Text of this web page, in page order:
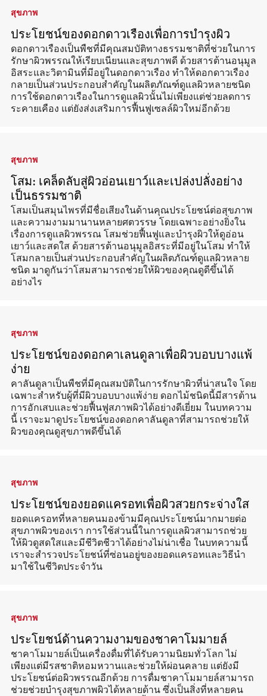
สุขภาพ
ประโยชน์ของดอกดาวเรืองเพื่อการบำรุงผิว
ดอกดาวเรืองเป็นพืชที่มีคุณสมบัติทางธรรมชาติที่ช่วยในการ
รักษาผิวพรรณให้เรียบเนียนและสุขภาพดี ด้วยสารต้านอนุมูล
อิสระและวิตามินที่มีอยู่ในดอกดาวเรือง ทำให้ดอกดาวเรือง
กลายเป็นส่วนประกอบสำคัญในผลิตภัณฑ์ดูแลผิวหลายชนิด
การใช้ดอกดาวเรืองในการดูแลผิวนั้นไม่เพียงแต่ช่วยลดการ
ระคายเคือง แต่ยังส่งเสริมการฟื้นฟูเซลล์ผิวใหม่อีกด้วย
สุขภาพ
โสม: เคล็ดลับสู่ผิวอ่อนเยาว์และเปล่งปลั่งอย่าง
เป็นธรรมชาติ
โสมเป็นสมุนไพรที่มีชื่อเสียงในด้านคุณประโยชน์ต่อสุขภาพ
และความงามมานานหลายศตวรรษ โดยเฉพาะอย่างยิ่งใน
เรื่องการดูแลผิวพรรณ โสมช่วยฟื้นฟูและบำรุงผิวให้ดูอ่อน
เยาว์และสดใส ด้วยสารต้านอนุมูลอิสระที่มีอยู่ในโสม ทำให้
โสมกลายเป็นส่วนประกอบสำคัญในผลิตภัณฑ์ดูแลผิวหลาย
ชนิด มาดูกันว่าโสมสามารถช่วยให้ผิวของคุณดูดีขึ้นได้
อย่างไร
สุขภาพ
ประโยชน์ของดอกคาเลนดูลาเพื่อผิวบอบบางแพ้
ง่าย
คาลันดูลาเป็นพืชที่มีคุณสมบัติในการรักษาผิวที่น่าสนใจ โดย
เฉพาะสำหรับผู้ที่มีผิวบอบบางแพ้ง่าย ดอกไม้ชนิดนี้มีสารต้าน
การอักเสบและช่วยฟื้นฟูสภาพผิวได้อย่างดีเยี่ยม ในบทความ
นี้ เราจะมาดูประโยชน์ของดอกคาลันดูลาที่สามารถช่วยให้
ผิวของคุณดูสุขภาพดีขึ้นได้
สุขภาพ
ประโยชน์ของยอดแครอทเพื่อผิวสวยกระจ่างใส
ยอดแครอทที่หลายคนมองข้ามมีคุณประโยชน์มากมายต่อ
สุขภาพผิวของเรา การใช้ส่วนนี้ในการดูแลผิวสามารถช่วย
ให้ผิวดูสดใสและมีชีวิตชีวาได้อย่างไม่น่าเชื่อ ในบทความนี้
เราจะสำรวจประโยชน์ที่ซ่อนอยู่ของยอดแครอทและวิธีนำ
มาใช้ในชีวิตประจำวัน
สุขภาพ
ประโยชน์ด้านความงามของชาคาโมมายล์
ชาคาโมมายล์เป็นเครื่องดื่มที่ได้รับความนิยมทั่วโลก ไม่
เพียงแต่มีรสชาติหอมหวานและช่วยให้ผ่อนคลาย แต่ยังมี
ประโยชน์ต่อผิวพรรณอีกด้วย การดื่มชาคาโมมายล์สามารถ
ช่วยช่วยบำรุงสุขภาพผิวได้หลายด้าน ซึ่งเป็นสิ่งที่หลายคน